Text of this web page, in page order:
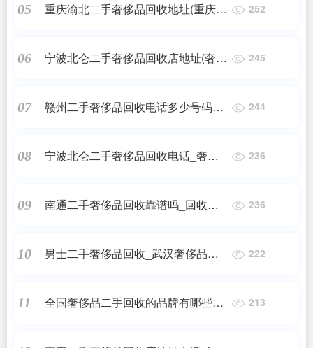
05
重庆渝北二手奢侈品回收地址(重庆哪
252
06
宁波北仑二手奢侈品回收店地址(奢侈
245
07
赣州二手奢侈品回收电话多少号码_
244
08
宁波北仑二手奢侈品回收电话_奢侈
236
09
南通二手奢侈品回收靠谱吗_回收手
236
10
男士二手奢侈品回收_武汉奢侈品回
222
11
全国奢侈品二手回收的品牌有哪些牌
213